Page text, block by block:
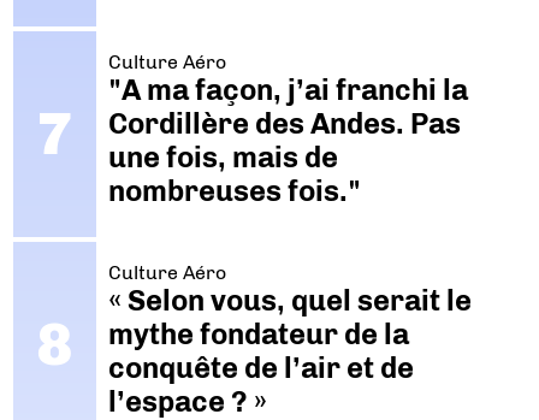
Culture Aéro
"A ma façon, j’ai franchi la
Cordillère des Andes. Pas
une fois, mais de
nombreuses fois."
Culture Aéro
« Selon vous, quel serait le
mythe fondateur de la
conquête de l’air et de
l’espace ? »